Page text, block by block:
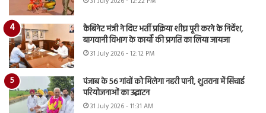
कैबिनेट मंत्री ने दिए भर्ती प्रक्रिया शीघ्र पूरी करने के निर्देश,
बागवानी विभाग के कार्यों की प्रगति का लिया जायजा
31 July 2026 - 12:12 PM
पंजाब के 56 गांवों को मिलेगा नहरी पानी, शुतराना में सिंचाई
परियोजनाओं का उद्घाटन
31 July 2026 - 11:31 AM